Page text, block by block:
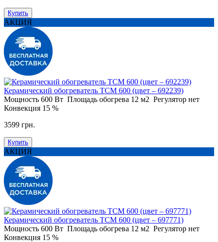
Купить
АКЦИЯ
Керамический обогреватель ТСМ 600 (цвет – 692239)
Мощность 600 Вт Площадь обогрева 12 м2 Регулятор нет
Конвекция 15 %
3599 грн.
Купить
АКЦИЯ
Керамический обогреватель ТСМ 600 (цвет – 697771)
Мощность 600 Вт Площадь обогрева 12 м2 Регулятор нет
Конвекция 15 %